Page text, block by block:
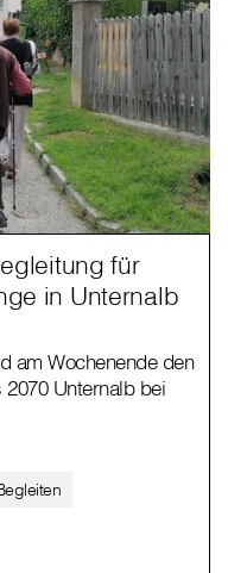
für
in Unternalb
am Wochenende den
2070 Unternalb bei